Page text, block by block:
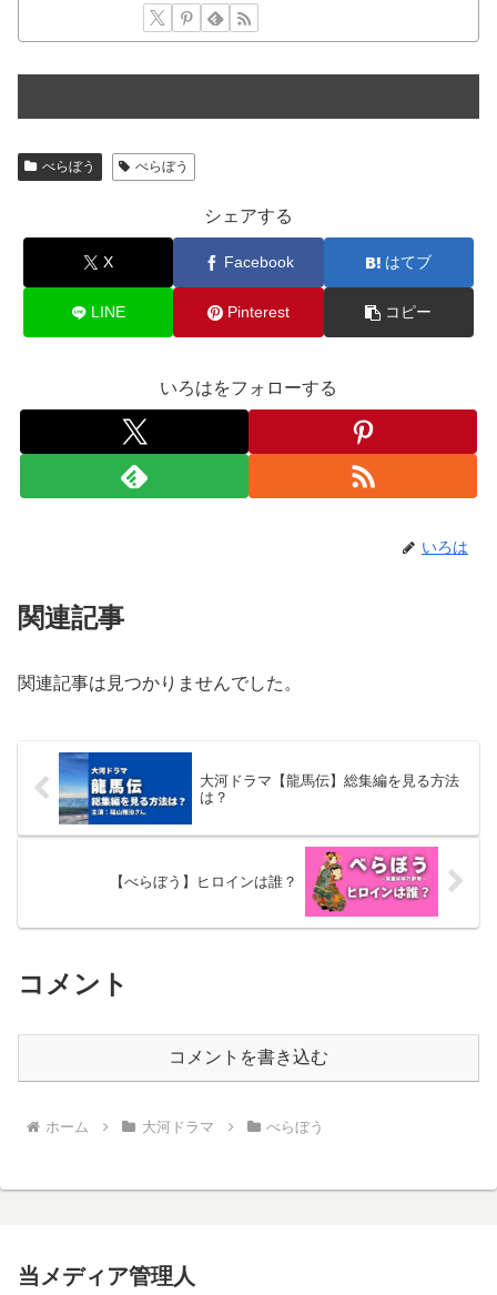
べらぼう べらぼう
シェアする
X Facebook はてブ
LINE Pinterest コピー
いろはをフォローする
いろは
関連記事
関連記事は見つかりませんでした。
大河ドラマ【龍馬伝】総集編を見る方法
は？
【べらぼう】ヒロインは誰？
コメント
コメントを書き込む
ホーム 大河ドラマ べらぼう
当メディア管理人